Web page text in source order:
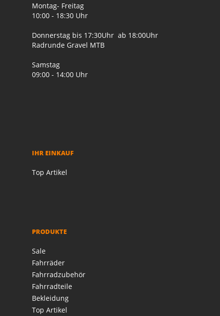
Montag- Freitag
10:00 - 18:30 Uhr
Donnerstag bis 17:30Uhr ab 18:00Uhr
Radrunde Gravel MTB
Samstag
09:00 - 14:00 Uhr
IHR EINKAUF
Top Artikel
PRODUKTE
Sale
Fahrräder
Fahrradzubehör
Fahrradteile
Bekleidung
Top Artikel